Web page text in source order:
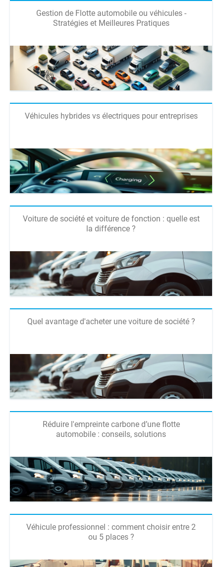
Gestion de Flotte automobile ou véhicules -
Stratégies et Meilleures Pratiques
Véhicules hybrides vs électriques pour entreprises
Voiture de société et voiture de fonction : quelle est
la différence ?
Quel avantage d'acheter une voiture de société ?
Réduire l'empreinte carbone d’une flotte
automobile : conseils, solutions
Véhicule professionnel : comment choisir entre 2
ou 5 places ?